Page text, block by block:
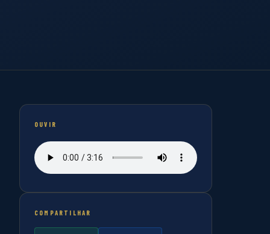
OUVIR
COMPARTILHAR